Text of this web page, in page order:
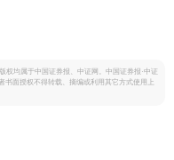
权均属于中国证券报、中证网。中国证券报·中证
书面授权不得转载、摘编或利用其它方式使用上